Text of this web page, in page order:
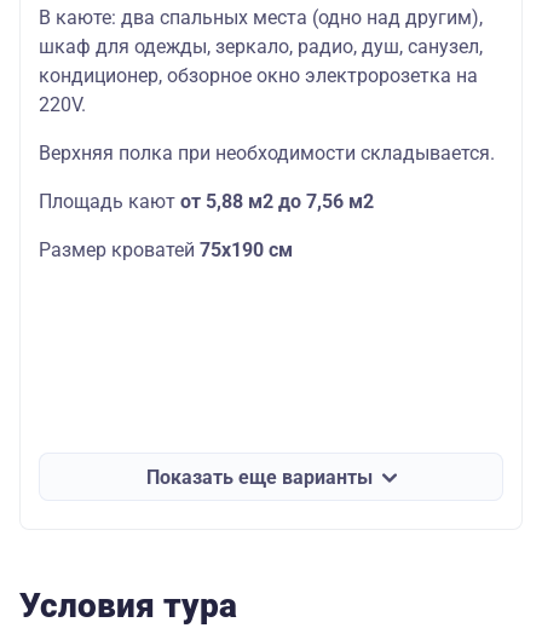
В каюте: два спальных места (одно над другим),
шкаф для одежды, зеркало, радио, душ, санузел,
кондиционер, обзорное окно электророзетка на
220V.
Верхняя полка при необходимости складывается.
Площадь кают от 5,88 м2 до 7,56 м2
Размер кроватей 75х190 см
Показать еще варианты
Условия тура